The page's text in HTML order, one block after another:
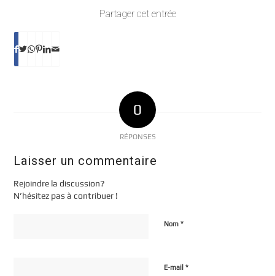
Partager cet entrée
0
RÉPONSES
Laisser un commentaire
Rejoindre la discussion?
N’hésitez pas à contribuer !
Nom*
E-mail*